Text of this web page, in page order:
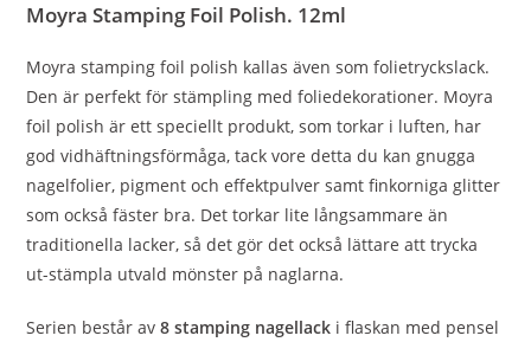
Moyra Stamping Foil Polish. 12ml
Moyra stamping foil polish kallas även som folietryckslack.
Den är perfekt för stämpling med foliedekorationer. Moyra
foil polish är ett speciellt produkt, som torkar i luften, har
god vidhäftningsförmåga, tack vore detta du kan gnugga
nagelfolier, pigment och effektpulver samt finkorniga glitter
som också fäster bra. Det torkar lite långsammare än
traditionella lacker, så det gör det också lättare att trycka
ut-stämpla utvald mönster på naglarna.
Serien består av8 stamping nagellack i flaskan med pensel